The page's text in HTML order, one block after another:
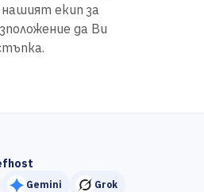
екип за
да Ви
Gemini Grok